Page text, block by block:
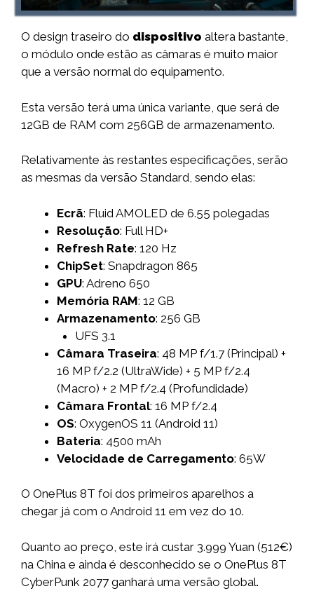
O design traseiro do dispositivo altera bastante,
o módulo onde estão as câmaras é muito maior
que a versão normal do equipamento.
Esta versão terá uma única variante, que será de
12GB de RAM com 256GB de armazenamento.
Relativamente às restantes especificações, serão
as mesmas da versão Standard, sendo elas:
Ecrã: Fluid AMOLED de 6.55 polegadas
Resolução: Full HD+
Refresh Rate: 120 Hz
ChipSet: Snapdragon 865
GPU: Adreno 650
Memória RAM: 12 GB
Armazenamento: 256 GB
UFS 3.1
Câmara Traseira: 48 MP f/1.7 (Principal) +
16 MP f/2.2 (UltraWide) + 5 MP f/2.4
(Macro) + 2 MP f/2.4 (Profundidade)
Câmara Frontal: 16 MP f/2.4
OS: OxygenOS 11 (Android 11)
Bateria: 4500 mAh
Velocidade de Carregamento: 65W
O OnePlus 8T foi dos primeiros aparelhos a
chegar já com o Android 11 em vez do 10.
Quanto ao preço, este irá custar 3.999 Yuan (512€)
na China e ainda é desconhecido se o OnePlus 8T
CyberPunk 2077 ganhará uma versão global.